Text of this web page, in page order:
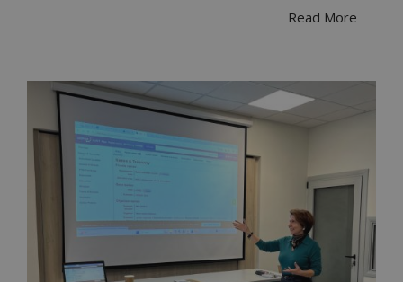
Read More
Performance
Strictly necessary cookies allow core website
functionality such as user login and account
management. The website cannot be used
properly without strictly necessary cookies.
Name
VISITOR_PRIVACY_METADATA
.youtube.com